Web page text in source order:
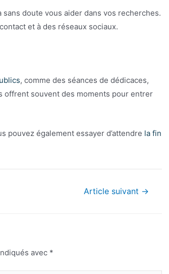
sans doute vous aider dans vos recherches.
et à des réseaux sociaux.
, comme des séances de dédicaces,
offrent souvent des moments pour entrer
pouvez également essayer d’attendre la fin
Article suivant →
avec *